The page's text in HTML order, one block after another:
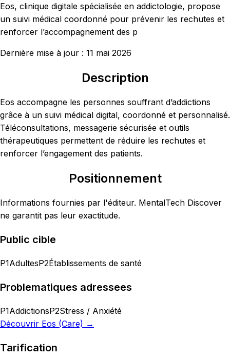
Eos, clinique digitale spécialisée en addictologie, propose
un suivi médical coordonné pour prévenir les rechutes et
renforcer l’accompagnement des p
Dernière mise à jour : 11 mai 2026
Description
Eos accompagne les personnes souffrant d’addictions
grâce à un suivi médical digital, coordonné et personnalisé.
Téléconsultations, messagerie sécurisée et outils
thérapeutiques permettent de réduire les rechutes et
renforcer l’engagement des patients.
Positionnement
Informations fournies par l'éditeur. MentalTech Discover
ne garantit pas leur exactitude.
Public cible
P1AdultesP2Établissements de santé
Problematiques adressees
P1AddictionsP2Stress / Anxiété
Découvrir Eos (Care) →
Tarification